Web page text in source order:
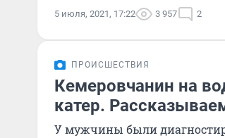
5 июля, 2021, 17:22 3 957 2
ПРОИСШЕСТВИЯ
Кемеровчанин на
катер.
У мужчины были